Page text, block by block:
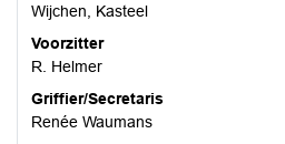
Wijchen, Kasteel
Voorzitter
R. Helmer
Griffier/Secretaris
Renée Waumans